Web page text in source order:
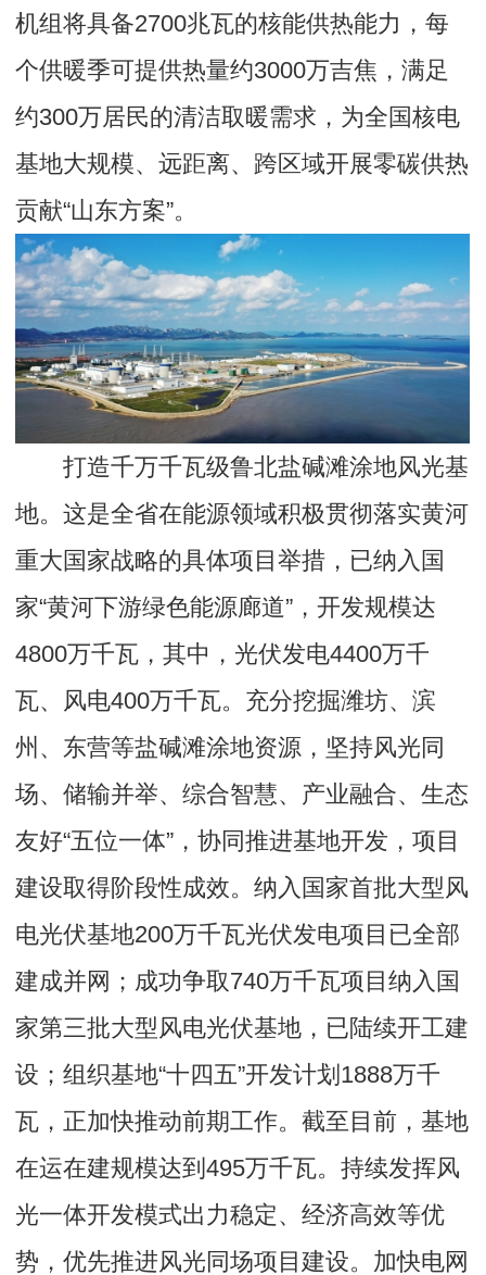
机组将具备2700兆瓦的核能供热能力，每
个供暖季可提供热量约3000万吉焦，满足
约300万居民的清洁取暖需求，为全国核电
基地大规模、远距离、跨区域开展零碳供热
贡献“山东方案”。
打造千万千瓦级鲁北盐碱滩涂地风光基
地。这是全省在能源领域积极贯彻落实黄河
重大国家战略的具体项目举措，已纳入国
家“黄河下游绿色能源廊道”，开发规模达
4800万千瓦，其中，光伏发电4400万千
瓦、风电400万千瓦。充分挖掘潍坊、滨
州、东营等盐碱滩涂地资源，坚持风光同
场、储输并举、综合智慧、产业融合、生态
友好“五位一体”，协同推进基地开发，项目
建设取得阶段性成效。纳入国家首批大型风
电光伏基地200万千瓦光伏发电项目已全部
建成并网；成功争取740万千瓦项目纳入国
家第三批大型风电光伏基地，已陆续开工建
设；组织基地“十四五”开发计划1888万千
瓦，正加快推动前期工作。截至目前，基地
在运在建规模达到495万千瓦。持续发挥风
光一体开发模式出力稳定、经济高效等优
势，优先推进风光同场项目建设。加快电网